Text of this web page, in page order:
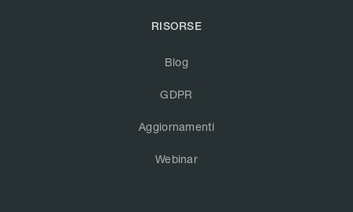
RISORSE
Blog
GDPR
Aggiornamenti
Webinar